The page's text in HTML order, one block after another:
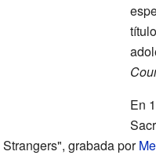
En
grabada por